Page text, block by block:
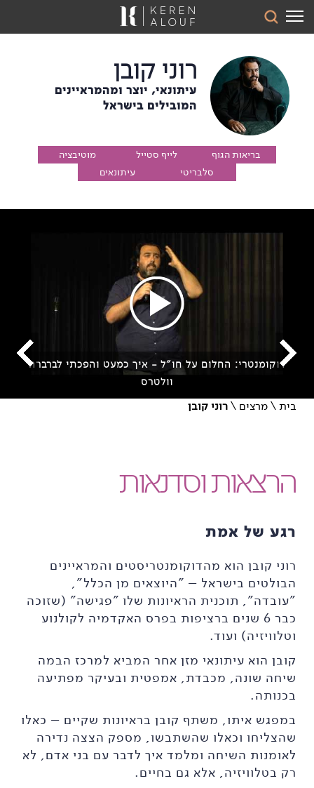
רוני קובן
עיתונאי, יוצר ומהמראיינים
המובילים בישראל
בריאות הגוף
לייף סטייל
מוטיבציה
סלבריטי
עיתונאים
דוקומנטרי: החלום על חו״ל - איך כמעט והפכתי לברברה
וולטרס
בית\מרצים \רוני קובן
הרצאות וסדנאות
רגע של אמת
רוני קובן הוא מהדוקומנטריסטים והמראיינים
הבולטים בישראל – "היוצאים מן הכלל",
"עובדה", תוכנית הראיונות שלו "פגישה" (שזוכה
כבר 6 שנים ברציפות בפרס האקדמיה לקולנוע
וטלוויזיה) ועוד.
קובן הוא עיתונאי מזן אחר המביא למרכז הבמה
שיחה שונה, מכבדת, אמפטית ובעיקר מפתיעה
בכנותה.
במפגש איתו, משתף קובן בראיונות שקיים – כאלו
שהצליחו וכאלו שהשתבשו, מספק הצצה נדירה
לאומנות השיחה ומלמד איך לדבר עם בני אדם, לא
רק בטלוויזיה, אלא גם בחיים.